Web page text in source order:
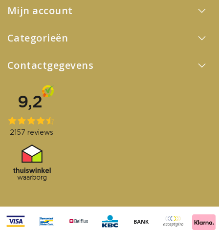
Mijn account
Categorieën
Contactgegevens